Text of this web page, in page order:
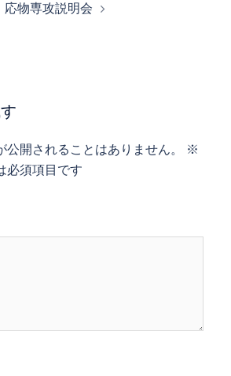
応物専攻説明会
公開されることはありません。
※
必須項目です